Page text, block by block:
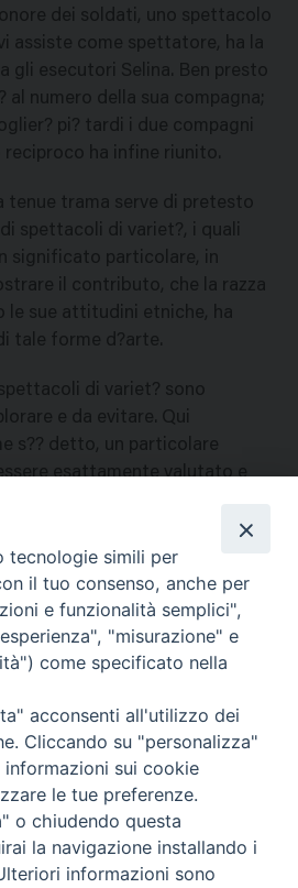
dei soldati, uno spettacolo
assiste come spettatore, ha la
gli esecutori Selina. Ben presto
al numero della sua compagna;
pi? tardi i due compagni
ha infine riunito.
tenue trama serve di pretesto
spettacoli di variet?, i quali
significato particolare, in
il contributo, che la razza
le sue attitudini etniche, ha
tale forme d?arte.
di variet? sono
e da evitare. Qui
s?? detto, un particolare
esattamente valutato e
film dev?essere quindi
maturo giudizio. Ar
Roma
tecnologie simili per
il tuo consenso, anche per
e funzionalità semplici",
"misurazione" e
come specificato nella
acconsenti all'utilizzo dei
Cliccando su "personalizza"
sui cookie
le tue preferenze.
o chiudendo questa
la navigazione installando i
informazioni sono